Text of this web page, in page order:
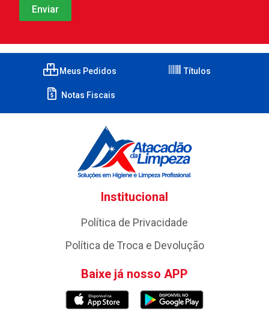
Meus Pedidos Títulos
Notas Fiscais
Institucional
Política de Privacidade
Política de Troca e Devolução
Baixe já nosso APP